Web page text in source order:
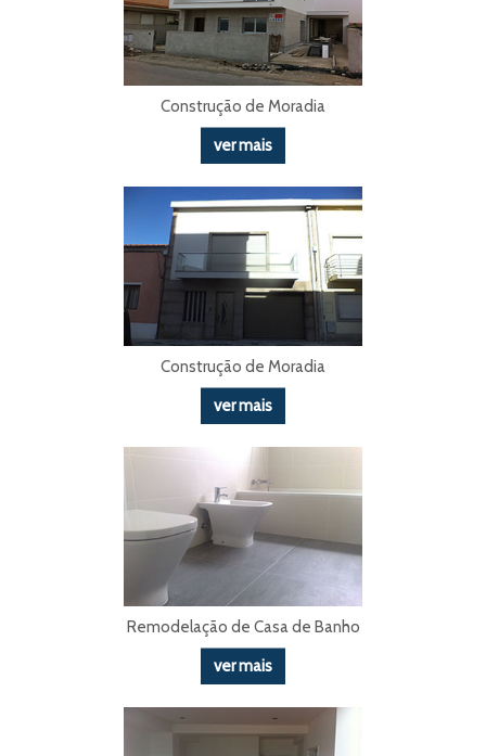
Construção de Moradia
ver mais
Construção de Moradia
ver mais
Remodelação de Casa de Banho
ver mais